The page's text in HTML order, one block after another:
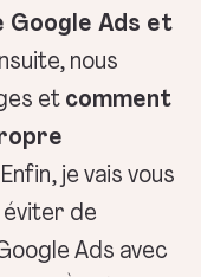
Google Ads et
nous
et comment
Enfin, je vais vous
de
Ads avec